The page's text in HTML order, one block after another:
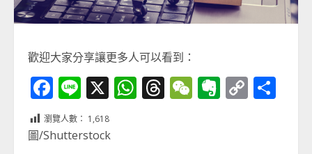
歡迎大家分享讓更多人可以看到：
Facebook
Line
X WhatsApp
Threads
WeChat
Evernote
Copy
Link
瀏覽人數： 1,618
圖/Shutterstock